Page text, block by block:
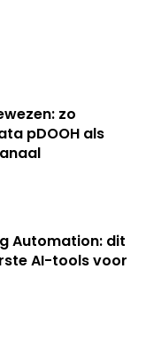
zo
pDOOH als
Automation: dit
AI-tools voor